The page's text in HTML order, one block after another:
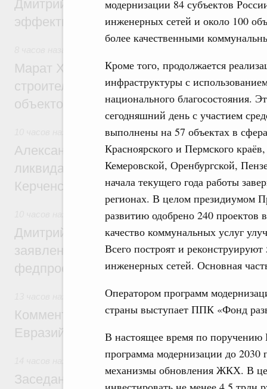
модернизации 84 субъектов
инженерных сетей и около 100
более качественными
Кроме того, продолжается
инфраструктуры с
национального благосостояния.
сегодняшний день с участием
выполнены на 57 объектах в
Красноярского и Пермского
Кемеровской, Оренбургской,
начала текущего года работы
регионах. В целом президиумом
развитию одобрено 240 проектов
качество коммунальных услуг
Всего построят и
инженерных сетей. Основная
Оператором программ
страны выступает ППК «Фонд
В настоящее время по поручению
программа модернизации до 2030
механизмы обновления ЖКХ. В
Дмитрий Патрушев: Синхронизация
эффективность поддержки сельских
Марат Хуснуллин: «Единый заказчик»
строительство и реконструкцию более
объектов
Чрезвычайные ситуации и ликвидация их
Александр Козлов провёл заседание
ликвидации последствий чрезвычайной
Керченском проливе
Среднее профессиональное образование
Дмитрий Чернышенко: Установлен
заявлений от абитуриентов колледжей и
федпроекта «Профессионалитет»
Евразийский экономический союз.
Комментарий Алексея Оверчука по
Евразийского межправительственного
Евразийский экономический союз.
Заседание Евразийского